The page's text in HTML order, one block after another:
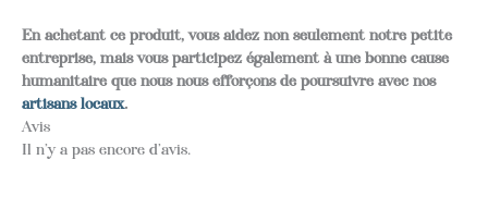
En achetant ce produit, vous aidez non seulement notre petite
entreprise, mais vous participez également à une bonne cause
humanitaire que nous nous efforçons de poursuivre avec nos
artisans locaux.
Avis
Il n’y a pas encore d’avis.